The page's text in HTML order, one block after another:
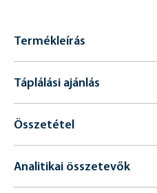
Termékleírás
Táplálási ajánlás
Összetétel
Analitikai összetevők